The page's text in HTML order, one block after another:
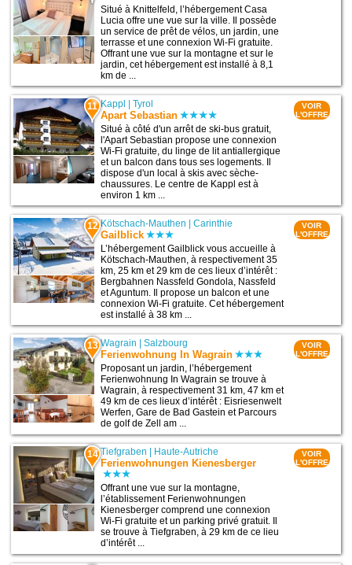
Situé à Knittelfeld, l’hébergement Casa
Lucia offre une vue sur la ville. Il possède
un service de prêt de vélos, un jardin, une
terrasse et une connexion Wi-Fi gratuite.
Offrant une vue sur la montagne et sur le
jardin, cet hébergement est installé à 8,1
km de ...
11 Kappl |Tyrol
Apart Sebastian
Situé à côté d'un arrêt de ski-bus gratuit,
l'Apart Sebastian propose une connexion
Wi-Fi gratuite, du linge de lit antiallergique
et un balcon dans tous ses logements. Il
dispose d'un local à skis avec sèche-
chaussures. Le centre de Kappl est à
environ 1 km ...
VOIR
L'OFFRE
12 Kötschach-Mauthen |Carinthie
Gailblick
L’hébergement Gailblick vous accueille à
Kötschach-Mauthen, à respectivement 35
km, 25 km et 29 km de ces lieux d’intérêt :
Bergbahnen Nassfeld Gondola, Nassfeld
et Aguntum. Il propose un balcon et une
connexion Wi-Fi gratuite. Cet hébergement
est installé à 38 km ...
VOIR
L'OFFRE
13 Wagrain |Salzbourg
Ferienwohnung In Wagrain
Proposant un jardin, l’hébergement
Ferienwohnung In Wagrain se trouve à
Wagrain, à respectivement 31 km, 47 km et
49 km de ces lieux d’intérêt : Eisriesenwelt
Werfen, Gare de Bad Gastein et Parcours
de golf de Zell am ...
VOIR
L'OFFRE
14 Tiefgraben Haute-Autriche
Ferienwohnungen Kienesberger
Offrant une vue sur la montagne,
l’établissement Ferienwohnungen
Kienesberger comprend une connexion
Wi-Fi gratuite et un parking privé gratuit. Il
se trouve à Tiefgraben, à 29 km de ce lieu
d’intérêt ...
VOIR
L'OFFRE